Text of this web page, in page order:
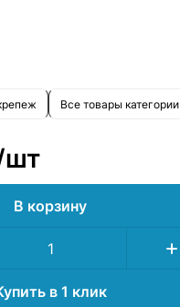
Все товары категории
шт
В корзину
в 1 клик